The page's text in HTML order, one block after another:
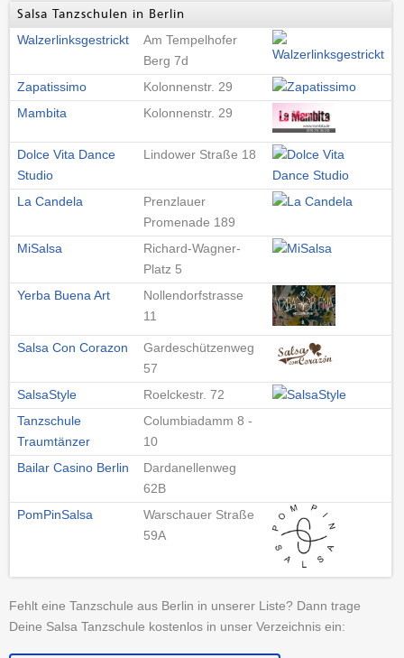
Salsa Tanzschulen in Berlin
Walzerlinksgestrickt
Am Tempelhofer
Berg 7d
Zapatissimo
Kolonnenstr. 29
Mambita
Kolonnenstr. 29
Dolce Vita Dance
Studio
Lindower Straße 18
La Candela
Prenzlauer
Promenade 189
MiSalsa
Richard-Wagner-
Platz 5
Yerba Buena Art
Nollendorfstrasse
11
Salsa Con Corazon
Gardeschützenweg
57
SalsaStyle
Roelckestr. 72
Tanzschule
Traumtänzer
Columbiadamm 8 -
10
Bailar Casino Berlin
Dardanellenweg
62B
PomPinSalsa
Warschauer Straße
59A
Fehlt eine Tanzschule aus Berlin in unserer Liste? Dann trage
Deine Salsa Tanzschule kostenlos in unser Verzeichnis ein: